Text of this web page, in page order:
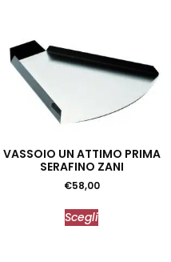
VASSOIO UN ATTIMO PRIMA
SERAFINO ZANI
€58,00
Scegli